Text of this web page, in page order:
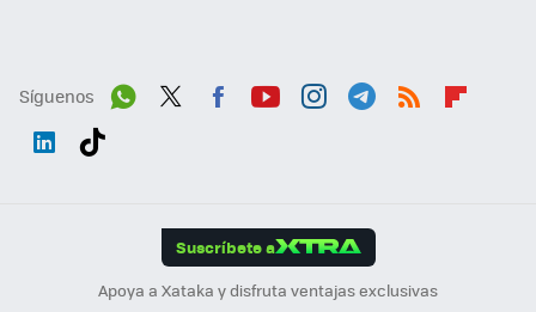
Síguenos
Suscríbete a
Apoya a Xataka y disfruta ventajas exclusivas